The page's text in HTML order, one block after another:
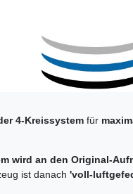
4-Kreissystem für
wird an den Original-
ist danach 'voll-